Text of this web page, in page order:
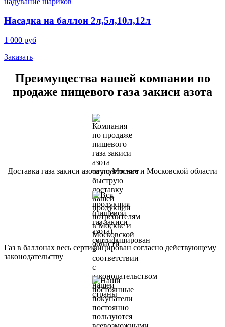
Насадка на баллон 2л,5л,10л,12л
1 000 руб
Заказать
Преимущества нашей компании по
продаже пищевого газа закиси азота
Доставка газа закиси азота по Москве и Московской области
Газ в баллонах весь сертифицирован согласно действующему
законодательству